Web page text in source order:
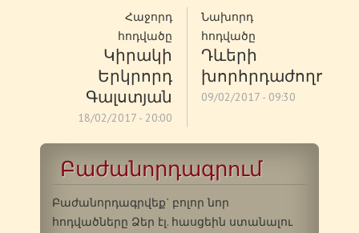
Հաջորդ
հոդվածը
Կիրակի
Երկրորդ
Գալստյան
18/02/2017 - 20:00
Նախորդ
հոդվածը
Դևերի
խորհրդաժողով
09/02/2017 - 09:30
Բաժանորդագրում
Բաժանորդագրվեք` բոլոր նոր
հոդվածները Ձեր էլ. հասցեին ստանալու